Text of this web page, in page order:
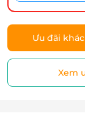
Ưu đãi
Xem